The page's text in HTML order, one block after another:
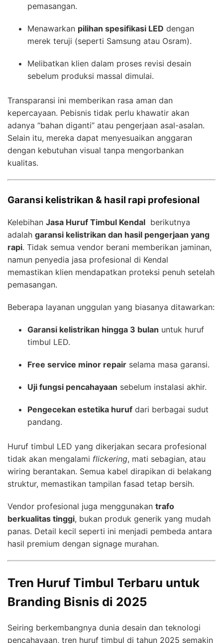
pemasangan.
Menawarkan pilihan spesifikasi LED dengan
merek teruji (seperti Samsung atau Osram).
Melibatkan klien dalam proses revisi desain
sebelum produksi massal dimulai.
Transparansi ini memberikan rasa aman dan
kepercayaan. Pebisnis tidak perlu khawatir akan
adanya “bahan diganti” atau pengerjaan asal-asalan.
Selain itu, mereka dapat menyesuaikan anggaran
dengan kebutuhan visual tanpa mengorbankan
kualitas.
Garansi kelistrikan & hasil rapi profesional
Kelebihan Jasa Huruf Timbul Kendal berikutnya
adalah garansi kelistrikan dan hasil pengerjaan yang
rapi. Tidak semua vendor berani memberikan jaminan,
namun penyedia jasa profesional di Kendal
memastikan klien mendapatkan proteksi penuh setelah
pemasangan.
Beberapa layanan unggulan yang biasanya ditawarkan:
Garansi kelistrikan hingga 3 bulan untuk huruf
timbul LED.
Free service minor repair selama masa garansi.
Uji fungsi pencahayaan sebelum instalasi akhir.
Pengecekan estetika huruf dari berbagai sudut
pandang.
Huruf timbul LED yang dikerjakan secara profesional
tidak akan mengalami flickering, mati sebagian, atau
wiring berantakan. Semua kabel dirapikan di belakang
struktur, memastikan tampilan fasad tetap bersih.
Vendor profesional juga menggunakan trafo
berkualitas tinggi, bukan produk generik yang mudah
panas. Detail kecil seperti ini menjadi pembeda antara
hasil premium dengan signage murahan.
Tren Huruf Timbul Terbaru untuk
Branding Bisnis di 2025
Seiring berkembangnya dunia desain dan teknologi
pencahayaan, tren huruf timbul di tahun 2025 semakin